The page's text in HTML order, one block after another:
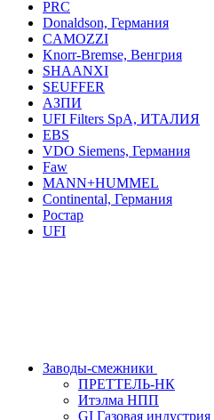
PRC
Donaldson, Германия
CAMOZZI
Knorr-Bremse, Венгрия
SHAANXI
SEUFFER
АЗПИ
UFI Filters SpA, ИТАЛИЯ
EBS
VDO Siemens, Германия
Faw
MANN+HUMMEL
Continental, Германия
Ростар
UFI
Заводы-смежники
ПРЕТТЕЛЬ-НК
Итэлма НПП
GI Газовая индустрия